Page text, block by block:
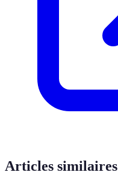
Articles similaires